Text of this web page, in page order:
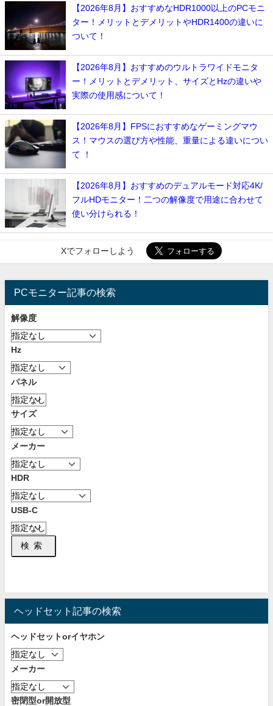
【2026年8月】おすすめなHDR1000以上のPCモニ
ター！メリットとデメリットやHDR1400の違いに
ついて！
【2026年8月】おすすめのウルトラワイドモニタ
ー！メリットとデメリット、サイズとHzの違いや
実際の使用感について！
【2026年8月】FPSにおすすめなゲーミングマウ
ス！マウスの選び方や性能、重量による違いについ
て ！
【2026年8月】おすすめのデュアルモード対応4K/
フルHDモニター！二つの解像度で用途に合わせて
使い分けられる！
Xでフォローしよう
PCモニター記事の検索
解像度
Hz
パネル
サイズ
メーカー
HDR
USB-C
検索
ヘッドセット記事の検索
ヘッドセットorイヤホン
メーカー
密閉型or開放型